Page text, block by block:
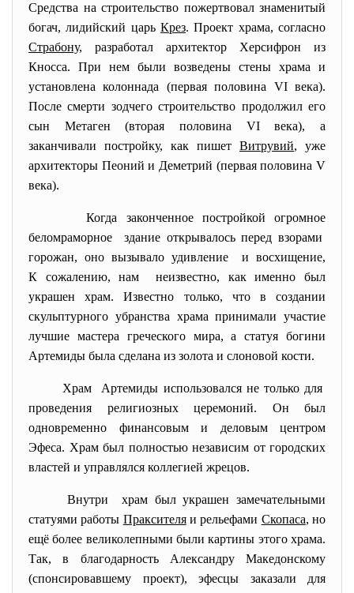
Средства на строительство пожертвовал знаменитый
богач, лидийский царь Крез. Проект храма, согласно
Страбону, разработал архитектор Херсифрон из
Кносса. При нем были возведены стены храма и
установлена колоннада (первая половина VI века).
После смерти зодчего строительство продолжил его
сын Метаген (вторая половина VI века), а
заканчивали постройку, как пишет Витрувий, уже
архитекторы Пеоний и Деметрий (первая половина V
века).
Когда законченное постройкой огромное
беломраморное здание открывалось перед взорами
горожан, оно вызывало удивление и восхищение,
К сожалению, нам неизвестно, как именно был
украшен храм. Известно только, что в создании
скульптурного убранства храма принимали участие
лучшие мастера греческого мира, а статуя богини
Артемиды была сделана из золота и слоновой кости.
Храм Артемиды использовался не только для
проведения религиозных церемоний. Он был
одновременно финансовым и деловым центром
Эфеса. Храм был полностью независим от городских
властей и управлялся коллегией жрецов.
Внутри храм был украшен замечательными
статуями работы Праксителяи рельефами Скопаса, но
ещё более великолепными были картины этого храма.
Так, в благодарность Александру Македонскому
(спонсировавшему проект), эфесцы заказали для